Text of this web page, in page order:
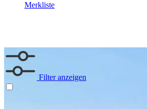
Merkliste
Filter anzeigen